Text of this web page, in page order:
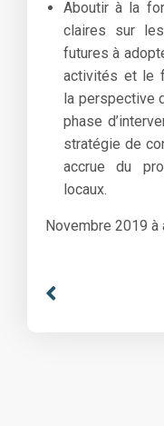
Aboutir à la
claires sur
futures à
activités et le
la perspective
phase
stratégie de
accrue du
locaux.
Novembre 2019 à